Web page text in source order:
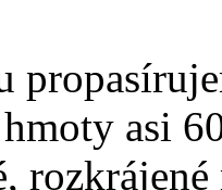
asi